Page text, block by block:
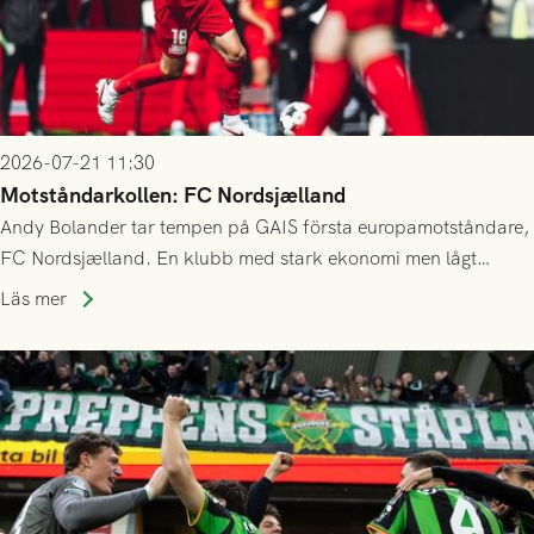
2026-07-21 11:30
Motståndarkollen: FC Nordsjælland
Andy Bolander tar tempen på GAIS första europamotståndare,
FC Nordsjælland. En klubb med stark ekonomi men lågt
publiksnitt, ett lag med både kollektiv styrka och individuell
Läs mer